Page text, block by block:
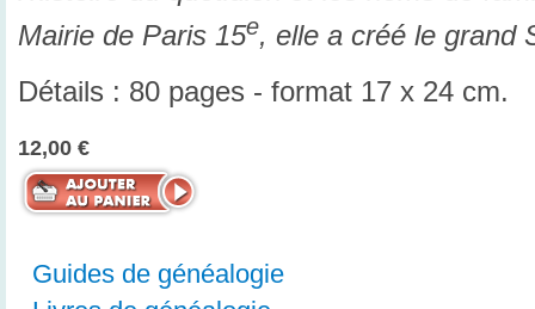
Mairie de Paris 15e, elle a créé le grand
Détails : 80 pages - format 17 x 24 cm.
12,00 €
Guides de généalogie